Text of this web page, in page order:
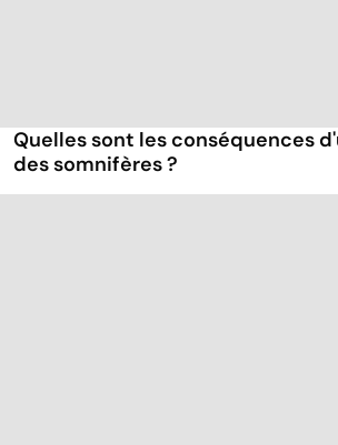
Quelles sont les conséquences
des somnifères ?